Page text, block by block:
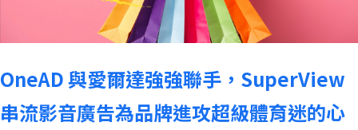
OneAD 與愛爾達強強聯手，SuperView
串流影音廣告為品牌進攻超級體育迷的心